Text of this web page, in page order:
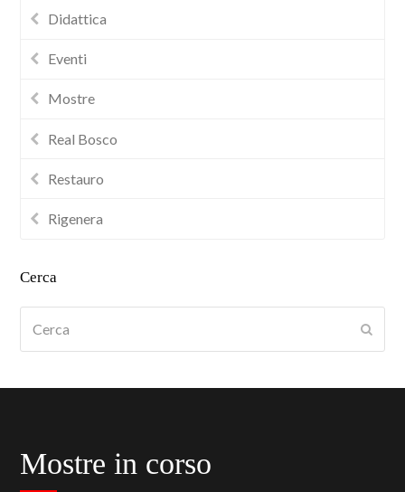
Didattica
Eventi
Mostre
Real Bosco
Restauro
Rigenera
Cerca
Mostre in corso